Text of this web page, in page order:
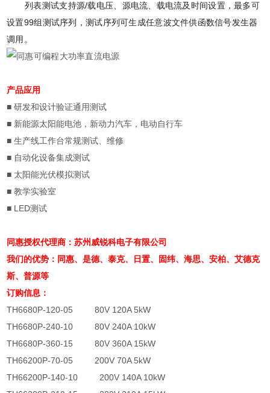
列表测试支持源/载电压、源电流、载电流及时间设置，最多可
设置99组测试序列，测试序列可生成任意波文件供函数信号发生器
调用。
产品应用
■ 研发和设计验证通用测试
■ 新能源太阳能电池，新动力汽车，电动自行车
■ 生产线工作台常规测试、维修
■ 自动化设备集成测试
■ 太阳能光伏模拟测试
■ 教学实验室
■ LED测试
同惠授权代理商：苏州威锐科电子有限公司
我们的优势：同惠、是德、泰克、日置、固纬、海思、安柏、艾德克
斯、普源等
订购信息：
TH6680P-120-05 80V 120A 5kW
TH6680P-240-10 80V 240A 10kW
TH6680P-360-15 80V 360A 15kW
TH66200P-70-05 200V 70A 5kW
TH66200P-140-10 200V 140A 10kW